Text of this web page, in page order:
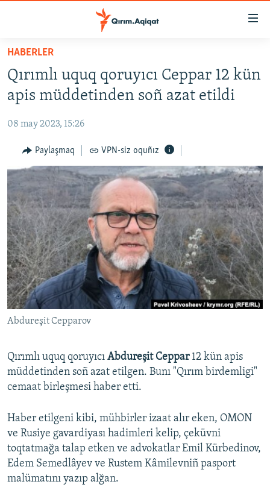
Esas
qaytmaq
Baş
navigatsiyağa
qaytmaq
qaytmaq
HABERLER
SİYASET
İQTİSADİYAT
CEMİYET
MEDENİYET
İNSAN AQLARI
VİDEO
SÜRET
BLOGLAR
FİKİR
Русский
Українською
HABERLER
Qırımlı uquq qoruyıcı Ceppar 12 kün
apis müddetinden soñ azat etildi
08 may 2023, 15:26
Paylaşmaq VPN-siz oquñız
Abdureşit Cepparov
Qırımlı uquq qoruyıcı Abdureşit Ceppar 12 kün apis
müddetinden soñ azat etilgen. Bunı "Qırım birdemligi"
cemaat birleşmesi haber etti.
Haber etilgeni kibi, mühbirler izaat alır eken, OMON
ve Rusiye gavardiyası hadimleri kelip, çeküvni
toqtatmağa talap etken ve advokatlar Emil Kürbedinov,
Edem Semedlâyev ve Rustem Kâmilevniñ pasport
malümatını yazıp alğan.